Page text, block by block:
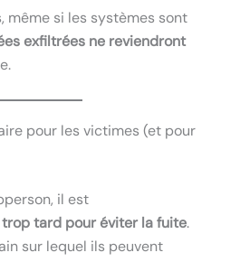
même si les systèmes sont
exfiltrées ne reviendront
pour les victimes (et pour
il est
tard pour éviter la fuite.
sur lequel ils peuvent